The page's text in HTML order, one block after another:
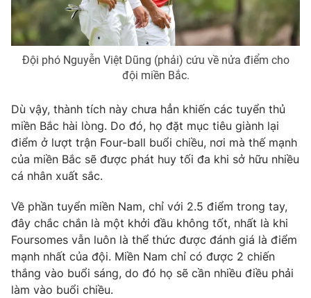
Đội phó Nguyễn Việt Dũng (phải) cứu về nửa điểm cho
đội miền Bắc.
Dù vậy, thành tích này chưa hẳn khiến các tuyển thủ
miền Bắc hài lòng. Do đó, họ đặt mục tiêu giành lại
điểm ở lượt trận Four-ball buổi chiều, nơi mà thế mạnh
của miền Bắc sẽ được phát huy tối đa khi sở hữu nhiều
cá nhân xuất sắc.
Về phần tuyển miền Nam, chỉ với 2.5 điểm trong tay,
đây chắc chắn là một khởi đầu không tốt, nhất là khi
Foursomes vẫn luôn là thể thức được đánh giá là điểm
mạnh nhất của đội. Miền Nam chỉ có được 2 chiến
thắng vào buổi sáng, do đó họ sẽ cần nhiều điều phải
làm vào buổi chiều.